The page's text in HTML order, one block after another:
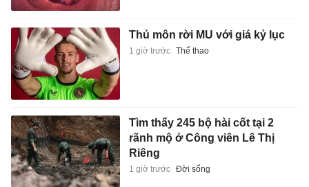
Thủ môn rời MU với giá kỷ lục
1 giờ trước Thể thao
Tìm thấy 245 bộ hài cốt tại 2
rãnh mộ ở Công viên Lê Thị
Riêng
1 giờ trước Đời sống